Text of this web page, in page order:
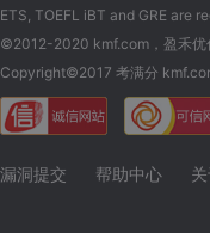
ETS, TOEFL iBT and GRE are
©2012-2020 kmf.com，盈禾优
Copyright©2017 考满分
漏洞提交 帮助中心